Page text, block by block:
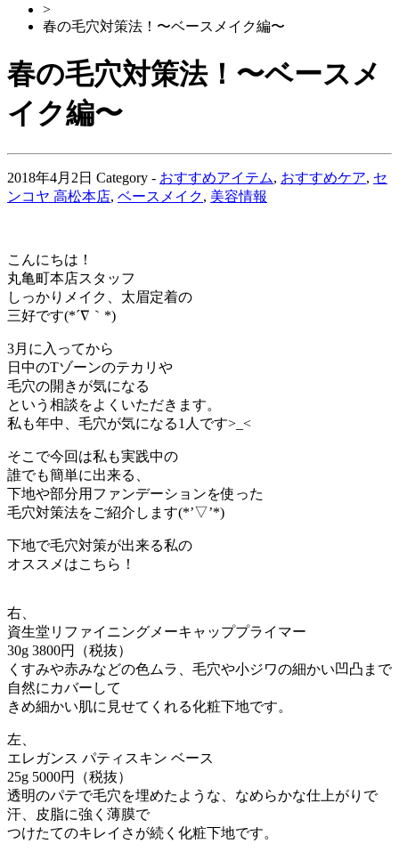
>
春の毛穴対策法！〜ベースメイク編〜
春の毛穴対策法！〜ベースメ
イク編〜
2018年4月2日 Category - おすすめアイテム, おすすめケア, セ
ンコヤ 高松本店, ベースメイク, 美容情報
こんにちは！
丸亀町本店スタッフ
しっかりメイク、太眉定着の
三好です(*´∇｀*)
3月に入ってから
日中のTゾーンのテカリや
毛穴の開きが気になる
という相談をよくいただきます。
私も年中、毛穴が気になる1人です>_<
そこで今回は私も実践中の
誰でも簡単に出来る、
下地や部分用ファンデーションを使った
毛穴対策法をご紹介します(*’▽’*)
下地で毛穴対策が出来る私の
オススメはこちら！
右、
資生堂リファイニングメーキャッププライマー
30g 3800円（税抜）
くすみや赤みなどの色ムラ、毛穴や小ジワの細かい凹凸まで
自然にカバーして
きめ細かい肌に見せてくれる化粧下地です。
左、
エレガンス パティスキン ベース
25g 5000円（税抜）
透明のパテで毛穴を埋めたような、なめらかな仕上がりで
汗、皮脂に強く薄膜で
つけたてのキレイさが続く化粧下地です。